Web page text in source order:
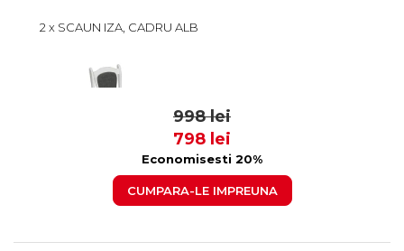
2 x SCAUN IZA, CADRU ALB
499 lei
399
998 lei
798 lei
Economisesti 20%
CUMPARA-LE IMPREUNA